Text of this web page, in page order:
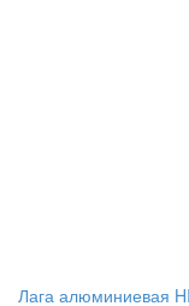
Лага алюминиевая